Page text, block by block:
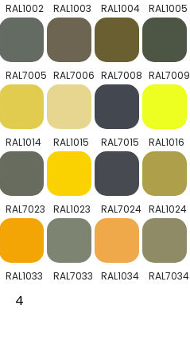
RAL1002 RAL1003 RAL1004 RAL1005
RAL7005 RAL7006 RAL7008 RAL7009
RAL1014 RAL1015 RAL7015 RAL1016
RAL7023 RAL1023 RAL7024 RAL1024
RAL1033 RAL7033 RAL1034 RAL7034
4